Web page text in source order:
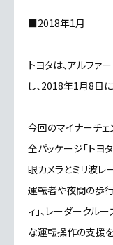
■2018年1月
トヨタは、アルフ
し、2018年1月8日
今回のマイナーチ
全パッケージ「トヨ
眼カメラとミリ波
運転者や夜間の歩
ィ」、レーダークル
な運転操作の支援を